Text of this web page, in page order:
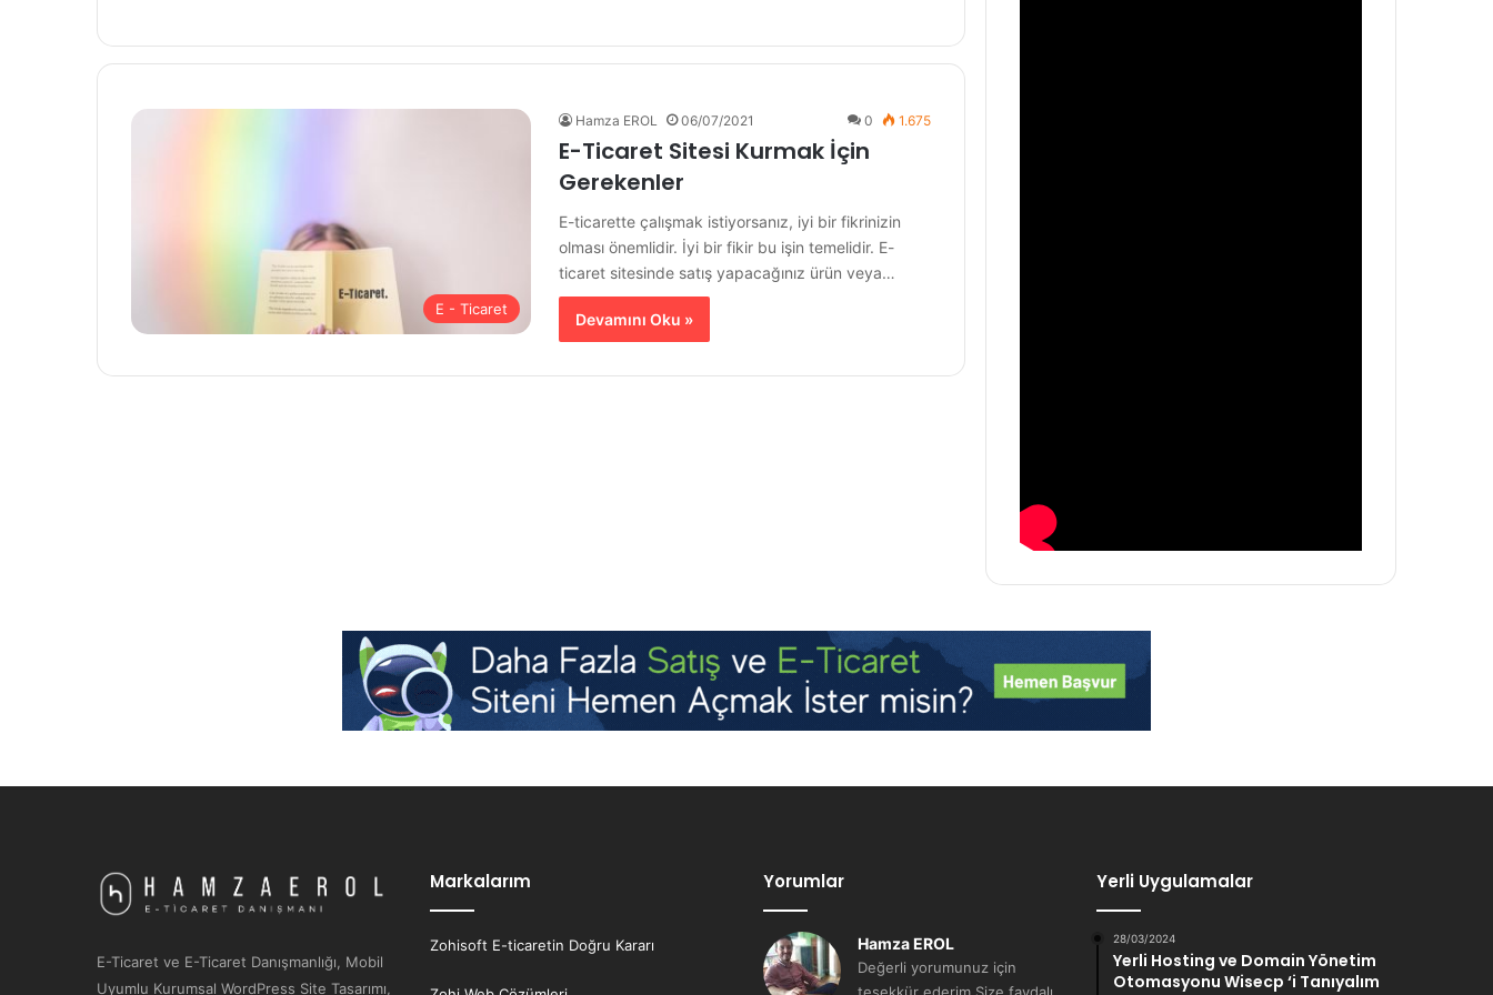
E - Ticaret
Hamza EROL 06/07/2021 0 1.675
E-Ticaret Sitesi Kurmak İçin
Gerekenler
E-ticarette çalışmak istiyorsanız, iyi bir fikrinizin
olması önemlidir. İyi bir fikir bu işin temelidir. E-
ticaret sitesinde satış yapacağınız ürün veya…
Devamını Oku »
E-Ticaret ve E-Ticaret Danışmanlığı, Mobil
Uyumlu Kurumsal WordPress Site Tasarımı,
Markalarım
Zohisoft E-ticaretin Doğru Kararı
Yorumlar
Hamza EROL
Değerli yorumunuz için
teşekkür ederim Size faydalı
Yerli Uygulamalar
28/03/2024
Yerli Hosting ve Domain Yönetim
Otomasyonu Wisecp ‘i Tanıyalım